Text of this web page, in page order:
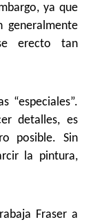
ya que
generalmente
erecto tan
“especiales”.
detalles, es
posible. Sin
la pintura,
Fraser a